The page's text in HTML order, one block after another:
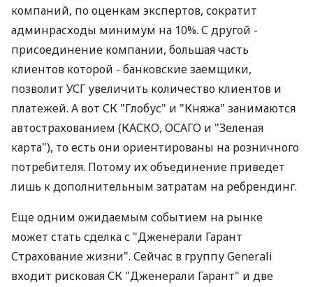
компаний, по оценкам экспертов, сократит
админрасходы минимум на 10%. С другой -
присоединение компании, большая часть
клиентов которой - банковские заемщики,
позволит УСГ увеличить количество клиентов и
платежей. А вот СК "Глобус" и "Княжа" занимаются
автострахованием (КАСКО, ОСАГО и "Зеленая
карта"), то есть они ориентированы на розничного
потребителя. Потому их объединение приведет
лишь к дополнительным затратам на ребрендинг.
Еще одним ожидаемым событием на рынке
может стать сделка с "Дженерали Гарант
Страхование жизни". Сейчас в группу Generali
входит рисковая СК "Дженерали Гарант" и две